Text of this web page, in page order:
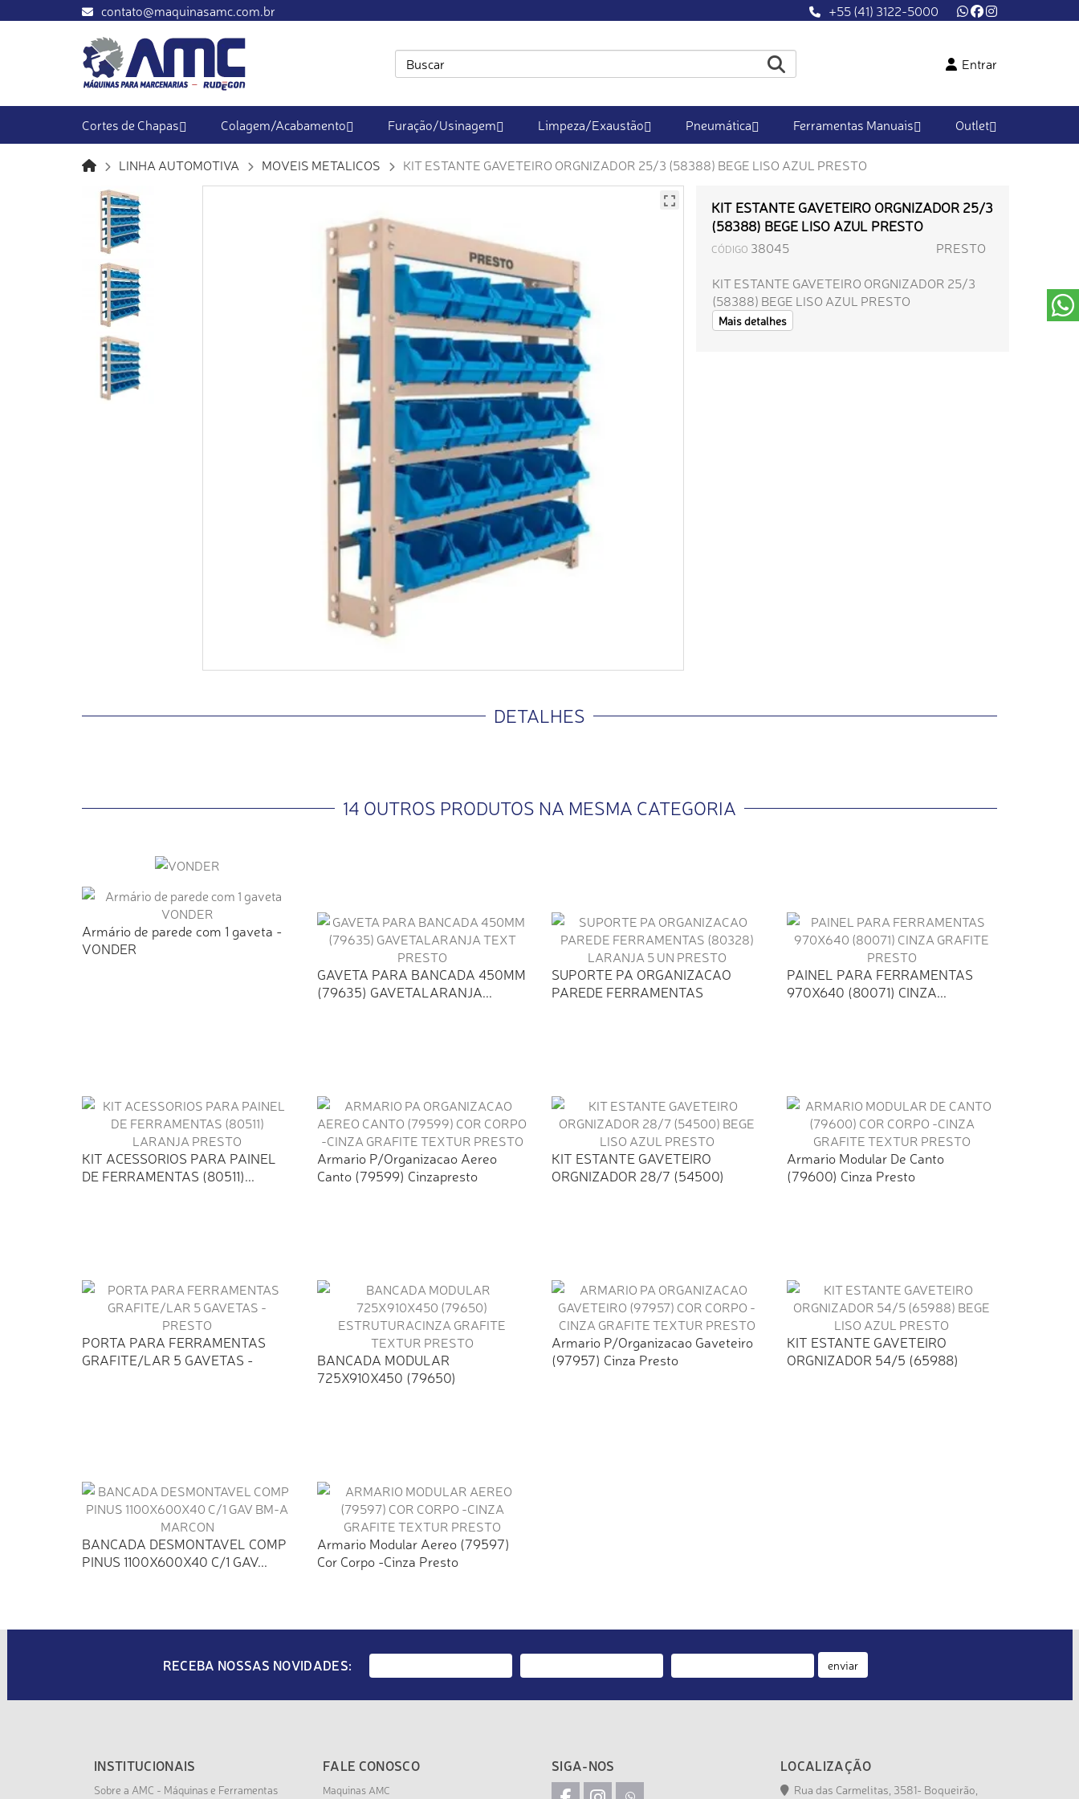
contato@maquinasamc.com.br +55 (41) 3122-5000
Entrar
Cortes de Chapas Colagem/Acabamento Furação/Usinagem Limpeza/Exaustão Pneumática Ferramentas Manuais Outlet
LINHA AUTOMOTIVA MOVEIS METALICOS KIT ESTANTE GAVETEIRO ORGNIZADOR 25/3 (58388) BEGE LISO AZUL PRESTO
KIT ESTANTE GAVETEIRO ORGNIZADOR 25/3
(58388) BEGE LISO AZUL PRESTO
CÓDIGO 38045
PRESTO
KIT ESTANTE GAVETEIRO ORGNIZADOR 25/3
(58388) BEGE LISO AZUL PRESTO
Mais detalhes
DETALHES
14 OUTROS PRODUTOS NA MESMA CATEGORIA
Armário de parede com 1 gaveta -
VONDER
GAVETA PARA BANCADA 450MM
(79635) GAVETALARANJA...
SUPORTE PA ORGANIZACAO
PAREDE FERRAMENTAS
PAINEL PARA FERRAMENTAS
970X640 (80071) CINZA...
KIT ACESSORIOS PARA PAINEL
DE FERRAMENTAS (80511)...
Armario P/Organizacao Aereo
Canto (79599) Cinzapresto
KIT ESTANTE GAVETEIRO
ORGNIZADOR 28/7 (54500)
Armario Modular De Canto
(79600) Cinza Presto
PORTA PARA FERRAMENTAS
GRAFITE/LAR 5 GAVETAS -
BANCADA MODULAR
725X910X450 (79650)
Armario P/Organizacao Gaveteiro
(97957) Cinza Presto
KIT ESTANTE GAVETEIRO
ORGNIZADOR 54/5 (65988)
BANCADA DESMONTAVEL COMP
PINUS 1100X600X40 C/1 GAV...
Armario Modular Aereo (79597)
Cor Corpo -Cinza Presto
RECEBA NOSSAS NOVIDADES: enviar
INSTITUCIONAIS
Sobre a AMC - Máquinas e Ferramentas
FALE CONOSCO
Maquinas AMC
SIGA-NOS LOCALIZAÇÃO
Rua das Carmelitas, 3581- Boqueirão,